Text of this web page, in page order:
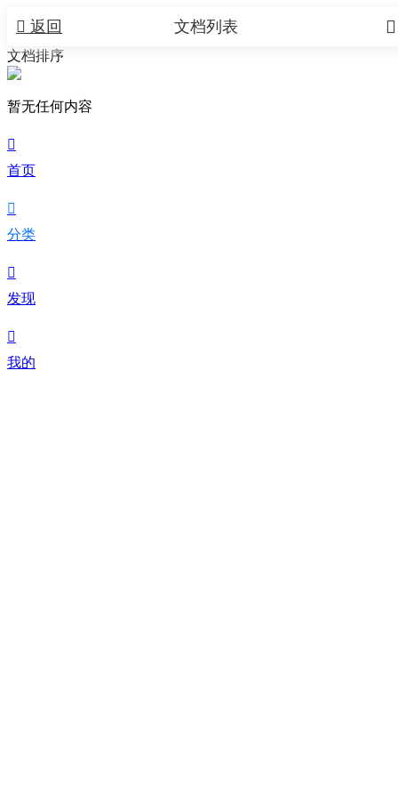
 返回 
文档列表
文档排序
暂无任何内容

首页

分类

发现

我的